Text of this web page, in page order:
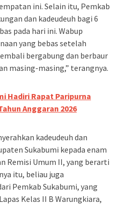
ini. Selain itu, Pemkab
dan kadeudeuh bagi 6
pada hari ini. Wabup
yang bebas setelah
bergabung dan berbaur
masing-masing,” terangnya.
Hadiri Rapat Paripurna
Anggaran 2026
kadeudeuh dan
Sukabumi kepada enam
Remisi Umum II, yang berarti
itu, beliau juga
Pemkab Sukabumi, yang
Kelas II B Warungkiara,